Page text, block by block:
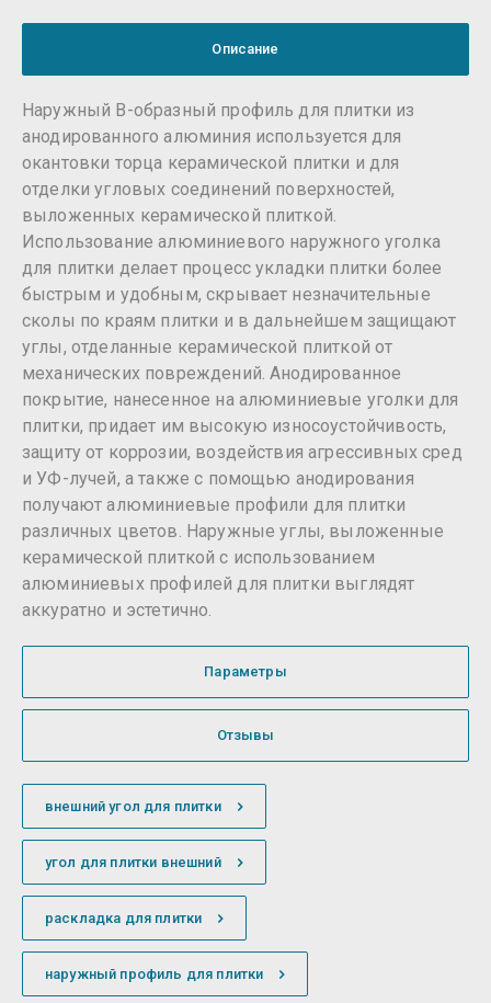
Описание
Наружный B-образный профиль для плитки из
анодированного алюминия используется для
окантовки торца керамической плитки и для
отделки угловых соединений поверхностей,
выложенных керамической плиткой.
Использование алюминиевого наружного уголка
для плитки делает процесс укладки плитки более
быстрым и удобным, скрывает незначительные
сколы по краям плитки и в дальнейшем защищают
углы, отделанные керамической плиткой от
механических повреждений. Анодированное
покрытие, нанесенное на алюминиевые уголки для
плитки, придает им высокую износоустойчивость,
защиту от коррозии, воздействия агрессивных сред
и УФ-лучей, а также с помощью анодирования
получают алюминиевые профили для плитки
различных цветов. Наружные углы, выложенные
керамической плиткой с использованием
алюминиевых профилей для плитки выглядят
аккуратно и эстетично.
Параметры
Отзывы
внешний угол для плитки
угол для плитки внешний
раскладка для плитки
наружный профиль для плитки